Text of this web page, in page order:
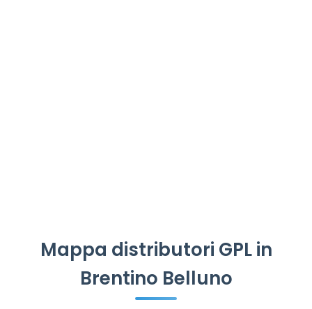
Mappa distributori GPL in
Brentino Belluno